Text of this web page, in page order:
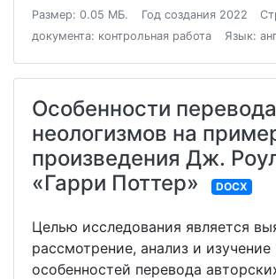
Размер: 0.05 МБ. Год создания 2022
документа: контрольная работа
Язык:
Особенности перевода
неологизмов на
произведения Дж.
«Гарри Поттер»
DOCX
Целью исследования является
рассмотрение, анализ и изучение
особенностей перевода